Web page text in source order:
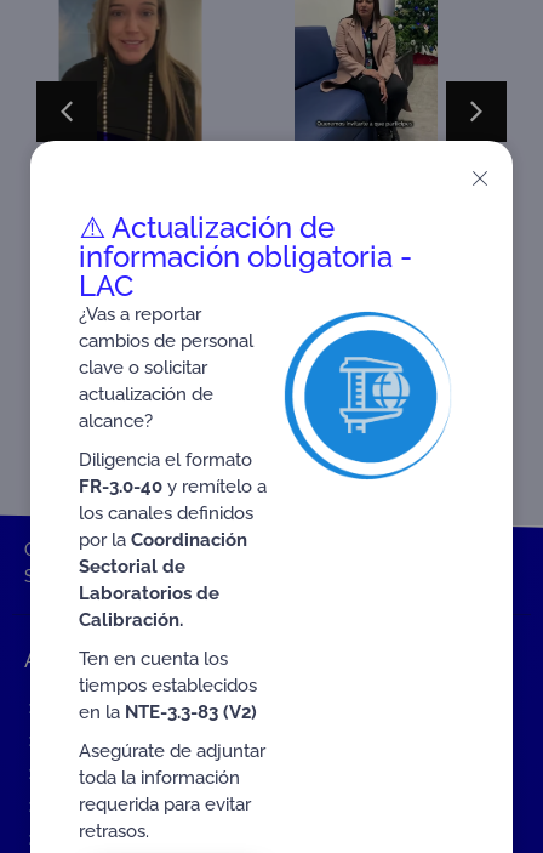
INTRO 5 tips
(Lanzamiento
video tutoriales)
Section 1:
Information of the
applying CAB
ONAC Inicio ONAC Videos y Multimedia
Section 2: Requested accreditation scope
Accesos rápidos
Eventos
Tarifas MIT
Servicios de ONAC
Acredítate con ONAC
Documentos
⚠️ Actualización de
información obligatoria -
LAC
¿Vas a reportar
cambios de personal
clave o solicitar
actualización de
alcance?
Diligencia el formato
FR-3.0-40y remítelo a
los canales definidos
por la Coordinación
Sectorial de
Laboratorios de
Calibración.
Ten en cuenta los
tiempos establecidos
en la NTE-3.3-83 (V2)
Asegúrate de adjuntar
toda la información
requerida para evitar
retrasos.